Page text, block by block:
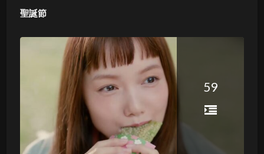
聖誕節
59